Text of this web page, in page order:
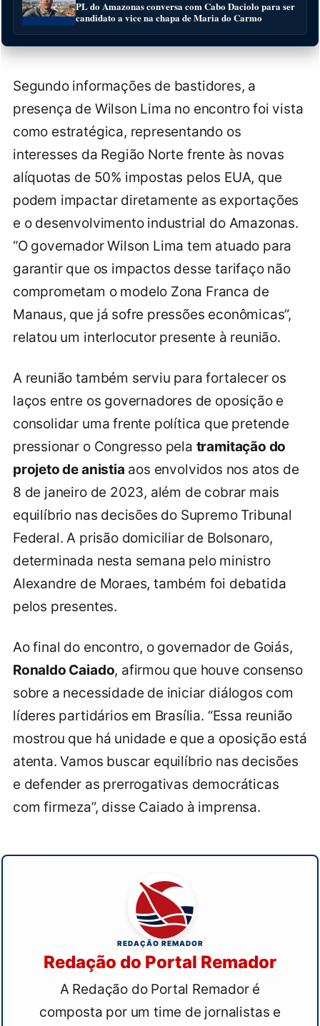
PL do Amazonas conversa com Cabo Daciolo para ser
candidato a vice na chapa de Maria do Carmo
Segundo informações de bastidores, a
presença de Wilson Lima no encontro foi vista
como estratégica, representando os
interesses da Região Norte frente às novas
alíquotas de 50% impostas pelos EUA, que
podem impactar diretamente as exportações
e o desenvolvimento industrial do Amazonas.
“O governador Wilson Lima tem atuado para
garantir que os impactos desse tarifaço não
comprometam o modelo Zona Franca de
Manaus, que já sofre pressões econômicas”,
relatou um interlocutor presente à reunião.
A reunião também serviu para fortalecer os
laços entre os governadores de oposição e
consolidar uma frente política que pretende
pressionar o Congresso pela tramitação do
projeto de anistia aos envolvidos nos atos de
8 de janeiro de 2023, além de cobrar mais
equilíbrio nas decisões do Supremo Tribunal
Federal. A prisão domiciliar de Bolsonaro,
determinada nesta semana pelo ministro
Alexandre de Moraes, também foi debatida
pelos presentes.
Ao final do encontro, o governador de Goiás,
Ronaldo Caiado, afirmou que houve consenso
sobre a necessidade de iniciar diálogos com
líderes partidários em Brasília. “Essa reunião
mostrou que há unidade e que a oposição está
atenta. Vamos buscar equilíbrio nas decisões
e defender as prerrogativas democráticas
com firmeza”, disse Caiado à imprensa.
REDAÇÃO REMADOR
Redação do Portal Remador
A Redação do Portal Remador é
composta por um time de jornalistas e